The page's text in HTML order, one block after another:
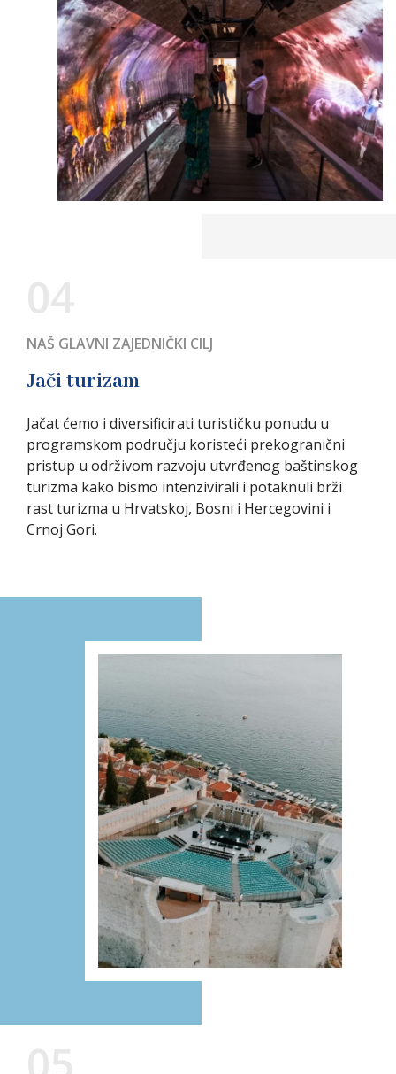
NAŠ GLAVNI ZAJEDNIČKI CILJ
Jači turizam
Jačat ćemo i diversificirati turističku ponudu u
programskom području koristeći prekogranični
pristup u održivom razvoju utvrđenog baštinskog
turizma kako bismo intenzivirali i potaknuli brži
rast turizma u Hrvatskoj, Bosni i Hercegovini i
Crnoj Gori.